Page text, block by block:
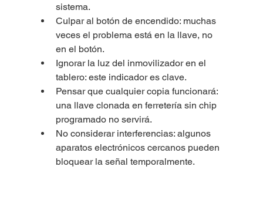
sistema.
Culpar al botón de encendido: muchas
veces el problema está en la llave, no
en el botón.
Ignorar la luz del inmovilizador en el
tablero: este indicador es clave.
Pensar que cualquier copia funcionará:
una llave clonada en ferretería sin chip
programado no servirá.
No considerar interferencias: algunos
aparatos electrónicos cercanos pueden
bloquear la señal temporalmente.